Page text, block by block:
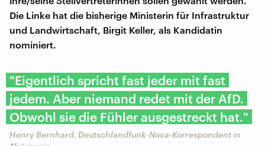
Die Linke hat die bisherige Ministerin für Infrastruktur
und Landwirtschaft, Birgit Keller, als Kandidatin
nominiert.
"Eigentlich spricht fast jeder mit fast
jedem. Aber niemand redet mit der AfD.
Obwohl sie die Fühler ausgestreckt hat."
Henry Bernhard, Deutschlandfunk-Nova-Korrespondent in